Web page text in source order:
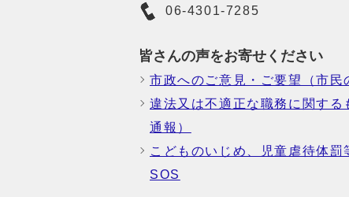
06-4301-7285
皆さんの声をお寄せください
市政へのご意見・ご要望（市民
違法又は不適正な職務に関する
通報）
こどものいじめ、児童虐待体罰
SOS